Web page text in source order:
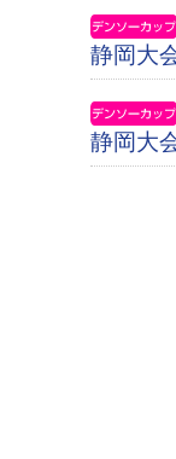
静岡大
静岡大